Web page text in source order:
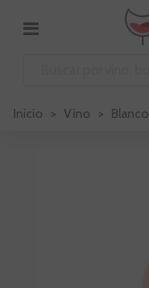
Inicio > Vino > Blanco